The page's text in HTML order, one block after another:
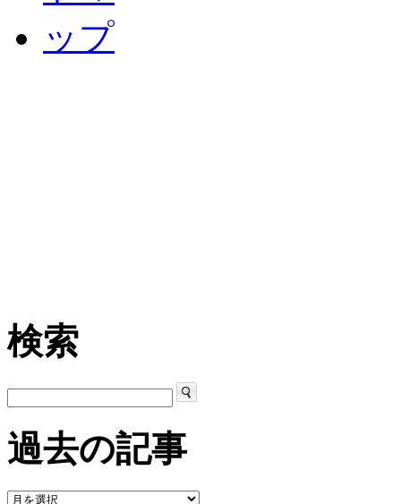
検索
過去の記事